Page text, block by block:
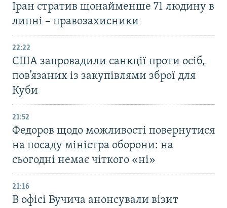
Іран стратив щонайменше 71 людину в
липні – правозахисники
22:22
США запровадили санкції проти осіб,
пов’язаних із закупівлями зброї для
Куби
21:52
Федоров щодо можливості повернутися
на посаду міністра оборони: на
сьогодні немає чіткого «ні»
21:16
В офісі Вучича анонсували візит